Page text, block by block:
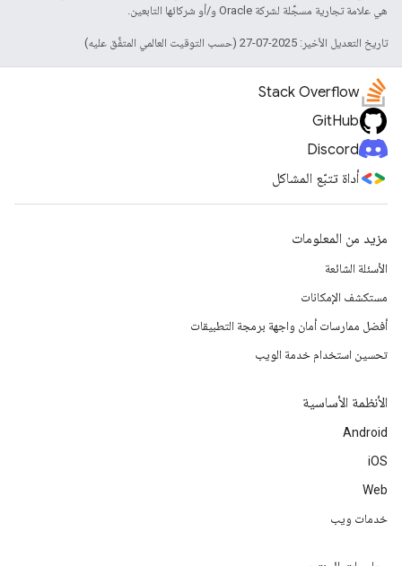
هي علامة تجارية مسجَّلة لشركة Oracle و/أو شركائها التابعين.
تاريخ التعديل الأخير: 2025-07-27 (حسب التوقيت العالمي المتفَّق عليه)
Stack Overflow
GitHub
Discord
أداة تتبّع المشاكل
مزيد من المعلومات
الأسئلة الشائعة
مستكشف الإمكانات
أفضل ممارسات أمان واجهة برمجة التطبيقات
تحسين استخدام خدمة الويب
الأنظمة الأساسية
Android
iOS
Web
خدمات ويب